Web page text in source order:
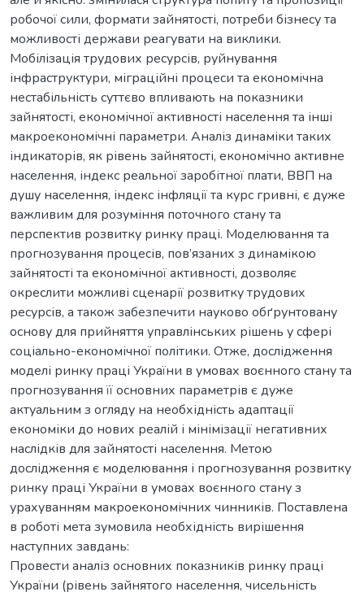
робочої сили, формати зайнятості, потреби бізнесу та
можливості держави реагувати на виклики.
Мобілізація трудових ресурсів, руйнування
інфраструктури, міграційні процеси та економічна
нестабільність суттєво впливають на показники
зайнятості, економічної активності населення та інші
макроекономічні параметри. Аналіз динаміки таких
індикаторів, як рівень зайнятості, економічно активне
населення, індекс реальної заробітної плати, ВВП на
душу населення, індекс інфляції та курс гривні, є дуже
важливим для розуміння поточного стану та
перспектив розвитку ринку праці. Моделювання та
прогнозування процесів, пов’язаних з динамікою
зайнятості та економічної активності, дозволяє
окреслити можливі сценарії розвитку трудових
ресурсів, а також забезпечити науково обґрунтовану
основу для прийняття управлінських рішень у сфері
соціально-економічної політики. Отже, дослідження
моделі ринку праці України в умовах воєнного стану та
прогнозування її основних параметрів є дуже
актуальним з огляду на необхідність адаптації
економіки до нових реалій і мінімізації негативних
наслідків для зайнятості населення. Метою
дослідження є моделювання і прогнозування розвитку
ринку праці України в умовах воєнного стану з
урахуванням макроекономічних чинників. Поставлена
в роботі мета зумовила необхідність вирішення
наступних завдань:
Провести аналіз основних показників ринку праці
України (рівень зайнятого населення, чисельність